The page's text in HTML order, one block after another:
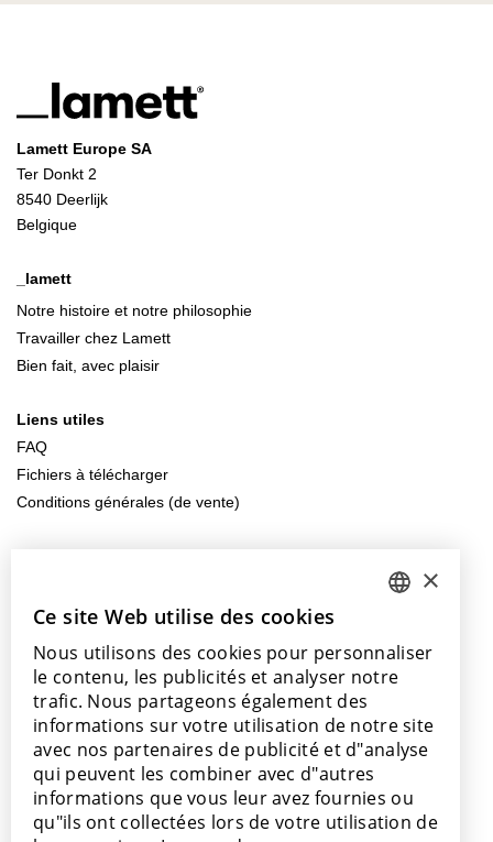
Lamett Europe SA
Ter Donkt 2
8540 Deerlijk
Belgique
_lamett
Notre histoire et notre philosophie
Travailler chez Lamett
Bien fait, avec plaisir
Liens utiles
FAQ
Fichiers à télécharger
Conditions générales (de vente)
+32 56 77 45 15
Venez nous rendre visite
Nos points de vente
Avec le soutien de
ENGLISH
FRENCH
SPANISH
×
Ce site Web utilise des cookies
Nous utilisons des cookies pour personnaliser
le contenu, les publicités et analyser notre
trafic. Nous partageons également des
informations sur votre utilisation de notre site
avec nos partenaires de publicité et d"analyse
qui peuvent les combiner avec d"autres
informations que vous leur avez fournies ou
qu"ils ont collectées lors de votre utilisation de